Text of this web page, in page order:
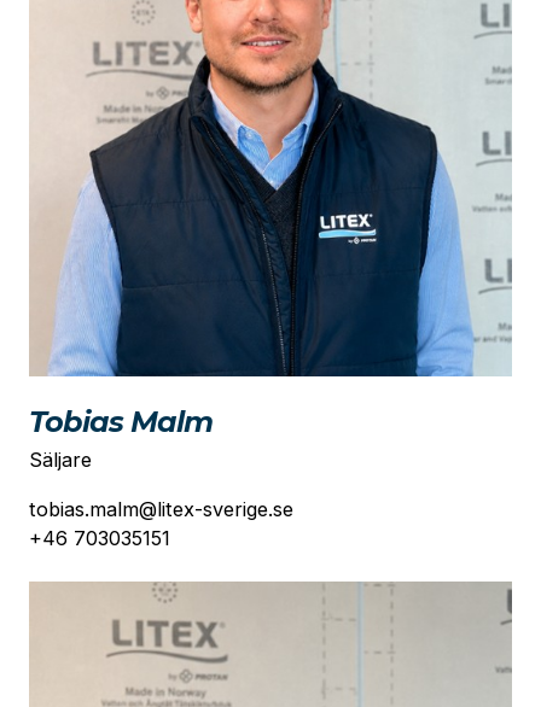
Tobias Malm
Säljare
tobias.malm@litex-sverige.se
+46 703035151